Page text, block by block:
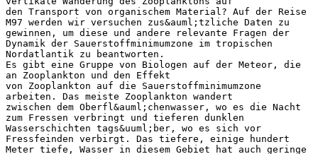
den Transport von organischem Material? Auf der Reise
M97 werden wir versuchen zus&auml;tzliche Daten zu
gewinnen, um diese und andere relevante Fragen der
Dynamik der Sauerstoffminimumzone im tropischen
Nordatlantik zu beantworten.
Es gibt eine Gruppe von Biologen auf der Meteor, die
an Zooplankton und den Effekt
von Zooplankton auf die Sauerstoffminimumzone
arbeiten. Das meiste Zooplankton wandert
zwischen dem Oberfl&auml;chenwasser, wo es die Nacht
zum Fressen verbringt und tieferen dunklen
Wasserschichten tags&uuml;ber, wo es sich vor
Fressfeinden verbirgt. Das tiefere, einige hundert
Meter tiefe, Wasser in diesem Gebiet hat auch geringe